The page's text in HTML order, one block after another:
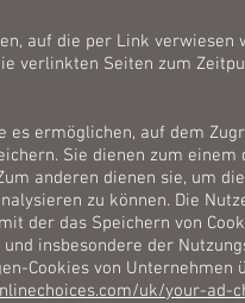
auf die per Link
verlinkten Seiten zum
es ermöglichen, auf dem
Sie dienen zum
anderen dienen sie, um
zu können. Die
der das Speichern von
insbesondere der
Cookies von
uk/your-ad-